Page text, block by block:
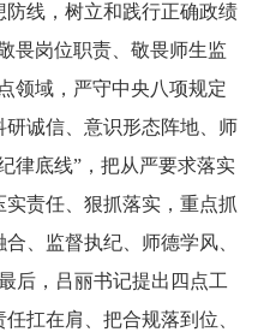
防线，树立和践行正确政绩
畏岗位职责、敬畏师生监
领域，严守中央八项规定
诚信、意识形态阵地、师
律底线”，把从严要求落实
责任、狠抓落实，重点抓
、监督执纪、师德学风、
后，吕丽书记提出四点工
扛在肩、把合规落到位、